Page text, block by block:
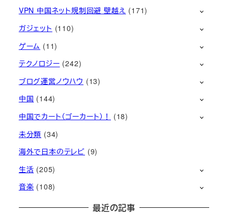
VPN 中国ネット規制回避 壁越え (171)
ガジェット (110)
ゲーム (11)
テクノロジー (242)
ブログ運営ノウハウ (13)
中国 (144)
中国でカート（ゴーカート）！
(18)
未分類 (34)
海外で日本のテレビ (9)
生活 (205)
音楽 (108)
最近の記事